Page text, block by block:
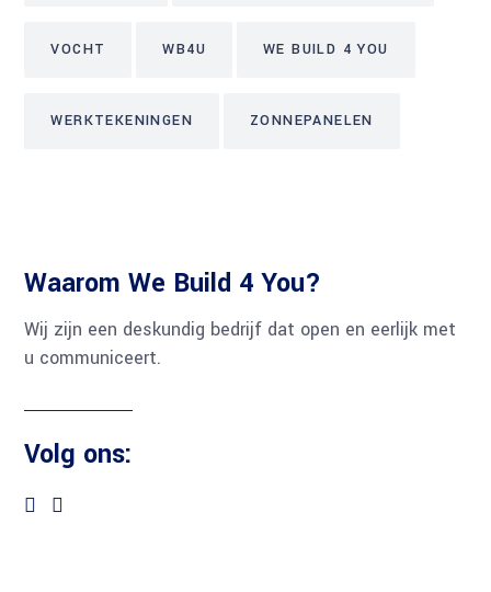
VOCHT WB4U WE BUILD 4 YOU
WERKTEKENINGEN ZONNEPANELEN
Waarom We Build 4 You?
Wij zijn een deskundig bedrijf dat open en eerlijk met
u communiceert.
Volg ons: